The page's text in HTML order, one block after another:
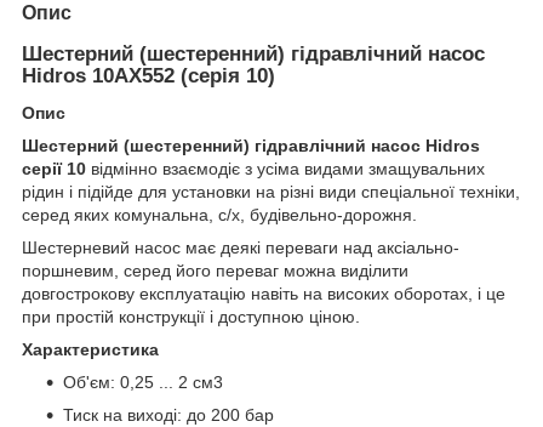
Опис
Шестерний (шестеренний) гідравлічний насос
Hidros 10АХ552 (серія 10)
Опис
Шестерний (шестеренний) гідравлічний насос Hidros
серії 10 відмінно взаємодіє з усіма видами змащувальних
рідин і підійде для установки на різні види спеціальної техніки,
серед яких комунальна, с/х, будівельно-дорожня.
Шестерневий насос має деякі переваги над аксіально-
поршневим, серед його переваг можна виділити
довгострокову експлуатацію навіть на високих оборотах, і це
при простій конструкції і доступною ціною.
Характеристика
Об'єм: 0,25 ... 2 см3
Тиск на виході: до 200 бар